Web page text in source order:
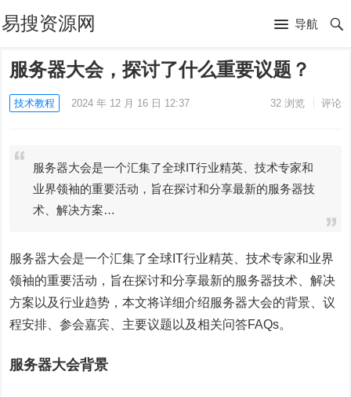
易搜资源网 导航
服务器大会，探讨了什么重要议题？
技术教程 2024 年 12 月 16 日 12:37 32浏览 评论
服务器大会是一个汇集了全球IT行业精英、技术专家和
业界领袖的重要活动，旨在探讨和分享最新的服务器技
术、解决方案…
服务器大会是一个汇集了全球IT行业精英、技术专家和业界
领袖的重要活动，旨在探讨和分享最新的服务器技术、解决
方案以及行业趋势，本文将详细介绍服务器大会的背景、议
程安排、参会嘉宾、主要议题以及相关问答FAQs。
服务器大会背景